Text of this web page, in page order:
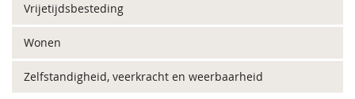
Vrijetijdsbesteding
Wonen
Zelfstandigheid, veerkracht en weerbaarheid